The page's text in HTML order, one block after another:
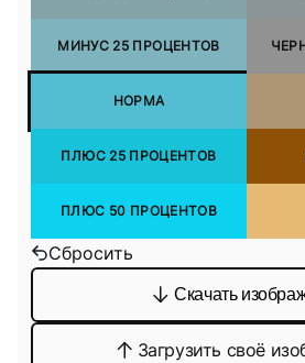
МИНУС 25 ПРОЦЕНТОВ
НОРМА
ПЛЮС 25 ПРОЦЕНТОВ
ПЛЮС 50 ПРОЦЕНТОВ
Сбросить
Скачать
Загрузить своё